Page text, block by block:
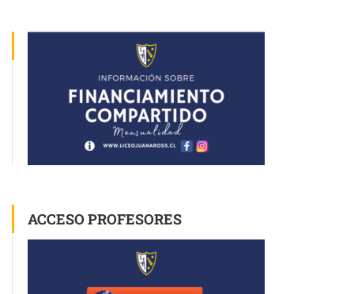
ACCESO PROFESORES